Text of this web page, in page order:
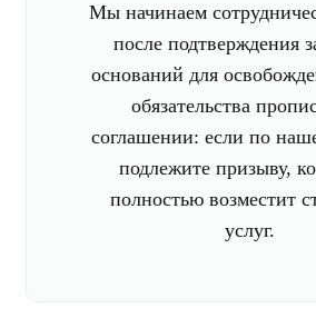
Мы начинаем
после подтверждения
оснований для
обязательства
соглашении: если по
подлежите призыву,
полностью возместит
услуг.